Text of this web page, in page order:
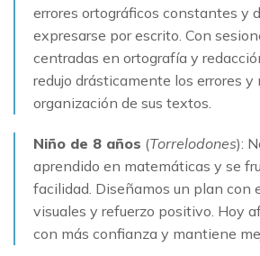
errores ortográficos constantes y
expresarse por escrito. Con
centradas en ortografía y
redujo drásticamente los errores y
organización de sus textos.
Niño de 8 años (Torrelodones):
aprendido en matemáticas y se
facilidad. Diseñamos un plan con
visuales y refuerzo positivo. Hoy
con más confianza y mantiene